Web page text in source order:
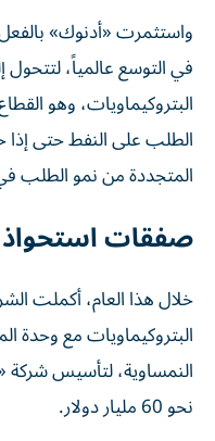
واستثمرت «أدنوك»
في التوسع عالمياً،
البتروكيماويات، وهو
الطلب على النفط حتى إذا
المتجددة من نمو الطلب
صفقات استحواذ
خلال هذا العام، أكملت
البتروكيماويات مع وحدة
النمساوية، لتأسيس شركة
نحو 60 مليار دولار.